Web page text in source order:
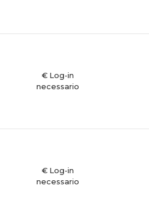
€ Log-in
necessario
€ Log-in
necessario